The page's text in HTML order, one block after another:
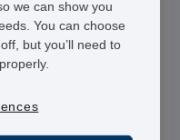
können Sie auf
we can show you
You can choose
but you’ll need to